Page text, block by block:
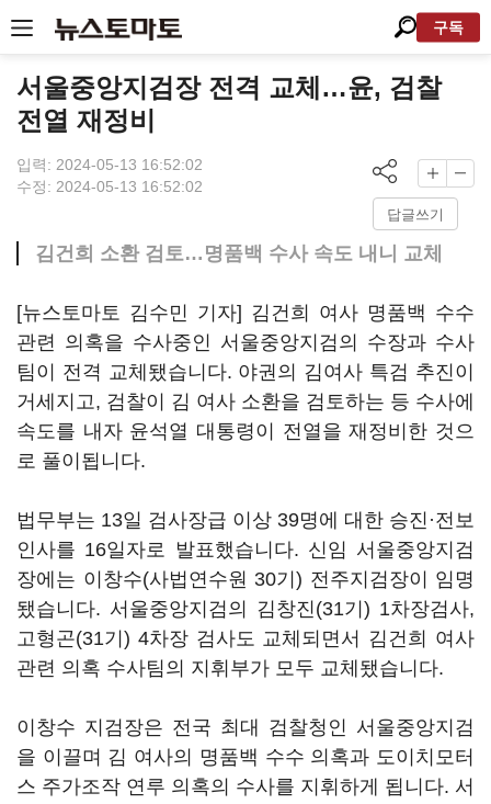
구독
서울중앙지검장 전격 교체…윤, 검찰
전열 재정비
입력: 2024-05-13 16:52:02
수정: 2024-05-13 16:52:02
답글쓰기
김건희 소환 검토…명품백 수사 속도 내니 교체
[뉴스토마토 김수민 기자] 김건희 여사 명품백 수수
관련 의혹을 수사중인 서울중앙지검의 수장과 수사
팀이 전격 교체됐습니다. 야권의 김여사 특검 추진이
거세지고, 검찰이 김 여사 소환을 검토하는 등 수사에
속도를 내자 윤석열 대통령이 전열을 재정비한 것으
로 풀이됩니다.
법무부는 13일 검사장급 이상 39명에 대한 승진·전보
인사를 16일자로 발표했습니다. 신임 서울중앙지검
장에는 이창수(사법연수원 30기) 전주지검장이 임명
됐습니다. 서울중앙지검의 김창진(31기) 1차장검사,
고형곤(31기) 4차장 검사도 교체되면서 김건희 여사
관련 의혹 수사팀의 지휘부가 모두 교체됐습니다.
이창수 지검장은 전국 최대 검찰청인 서울중앙지검
을 이끌며 김 여사의 명품백 수수 의혹과 도이치모터
스 주가조작 연루 의혹의 수사를 지휘하게 됩니다. 서